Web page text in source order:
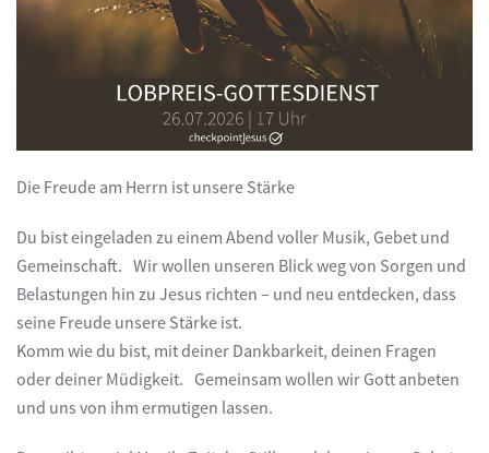
Die Freude am Herrn ist unsere Stärke
Du bist eingeladen zu einem Abend voller Musik, Gebet und
Gemeinschaft. Wir wollen unseren Blick weg von Sorgen und
Belastungen hin zu Jesus richten – und neu entdecken, dass
seine Freude unsere Stärke ist.
Komm wie du bist, mit deiner Dankbarkeit, deinen Fragen
oder deiner Müdigkeit. Gemeinsam wollen wir Gott anbeten
und uns von ihm ermutigen lassen.